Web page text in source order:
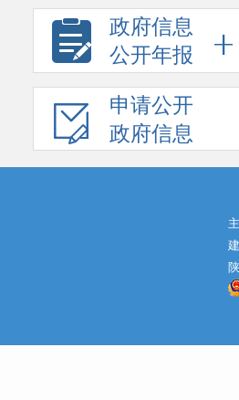
政府信息
公开年报
申请公开
政府信息